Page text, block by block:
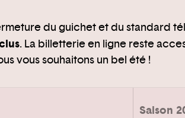
du guichet et du standard
. La billetterie en ligne reste
vous souhaitons un bel été !
Saison